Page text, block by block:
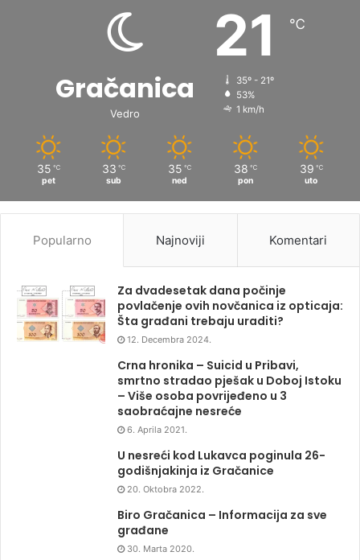
Gračanica
Vedro
21 ℃
35º - 21º
53%
1 km/h
35 ℃
pet
33 ℃
sub
35 ℃
ned
38 ℃
pon
39 ℃
uto
Popularno Najnoviji Komentari
Za dvadesetak dana počinje
povlačenje ovih novčanica iz opticaja:
Šta građani trebaju uraditi?
12. Decembra 2024.
Crna hronika – Suicid u Pribavi,
smrtno stradao pješak u Doboj Istoku
– Više osoba povrijeđeno u 3
saobraćajne nesreće
6. Aprila 2021.
U nesreći kod Lukavca poginula 26-
godišnjakinja iz Gračanice
20. Oktobra 2022.
Biro Gračanica – Informacija za sve
građane
30. Marta 2020.